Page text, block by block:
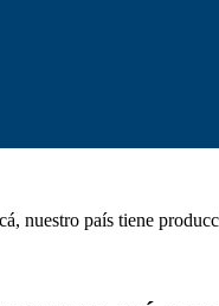
nuestro país tiene